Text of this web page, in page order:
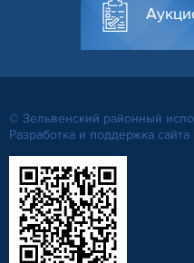
© Зельвенский районный
Разработка и поддержка сайта